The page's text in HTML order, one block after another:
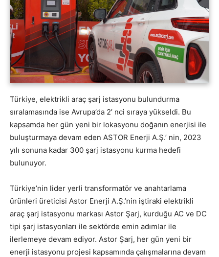
Türkiye, elektrikli araç şarj istasyonu bulundurma
sıralamasında ise Avrupa’da 2’ nci sıraya yükseldi. Bu
kapsamda her gün yeni bir lokasyonu doğanın enerjisi ile
buluşturmaya devam eden ASTOR Enerji A.Ş.’ nin, 2023
yılı sonuna kadar 300 şarj istasyonu kurma hedefi
bulunuyor.
Türkiye’nin lider yerli transformatör ve anahtarlama
ürünleri üreticisi Astor Enerji A.Ş.’nin iştiraki elektrikli
araç şarj istasyonu markası Astor Şarj, kurduğu AC ve DC
tipi şarj istasyonları ile sektörde emin adımlar ile
ilerlemeye devam ediyor. Astor Şarj, her gün yeni bir
enerji istasyonu projesi kapsamında çalışmalarına devam